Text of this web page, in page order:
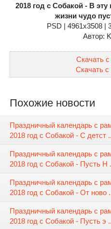
2018 год с Собакой - В
жизни чудо
PSD | 4961x3508 |
Автор:
Скачать с
Скачать с
Похожие новости
Праздничный календарь с
2018 год с Собакой - С детст
Праздничный календарь с
2018 год с Собакой - Пусть Н
Праздничный календарь с
2018 год с Собакой - От ново
Праздничный календарь с
2018 год с Собакой - Пусть э